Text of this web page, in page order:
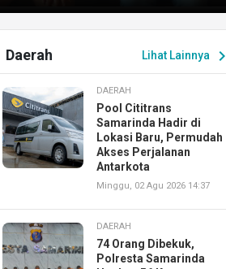
Lihat Lainnya chevron_right
Daerah
DAERAH
Pool Cititrans
Samarinda Hadir di
Lokasi Baru, Permudah
Akses Perjalanan
Antarkota
Minggu, 02 Agu 2026 14:37
DAERAH
74 Orang Dibekuk,
Polresta Samarinda